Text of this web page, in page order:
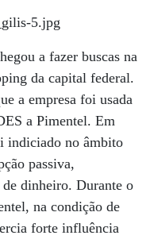
a fazer buscas na
da capital federal.
a empresa foi usada
a Pimentel. Em
indiciado no âmbito
passiva,
dinheiro. Durante o
na condição de
forte influência